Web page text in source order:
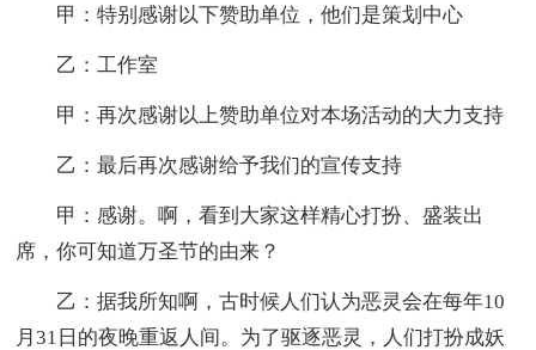
甲：特别感谢以下赞助单位，他们是策划中心
乙：工作室
甲：再次感谢以上赞助单位对本场活动的大力支持
乙：最后再次感谢给予我们的宣传支持
甲：感谢。啊，看到大家这样精心打扮、盛装出
席，你可知道万圣节的由来？
乙：据我所知啊，古时候人们认为恶灵会在每年10
月31日的夜晚重返人间。为了驱逐恶灵，人们打扮成妖